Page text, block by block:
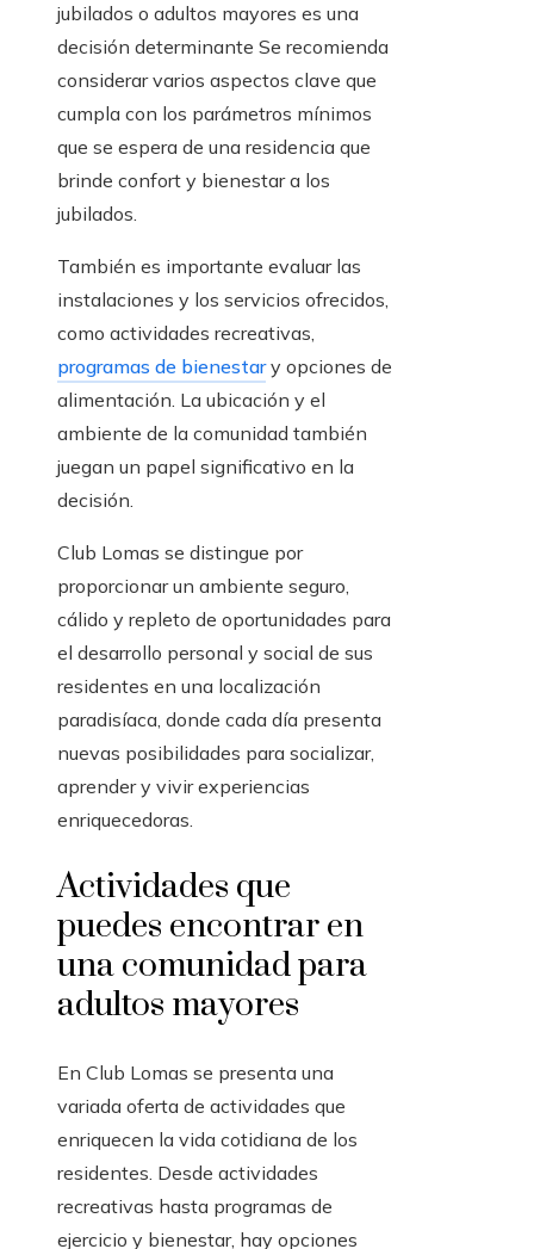
jubilados o adultos mayores es una
decisión determinante Se recomienda
considerar varios aspectos clave que
cumpla con los parámetros mínimos
que se espera de una residencia que
brinde confort y bienestar a los
jubilados.
También es importante evaluar las
instalaciones y los servicios ofrecidos,
como actividades recreativas,
programas de bienestary opciones de
alimentación. La ubicación y el
ambiente de la comunidad también
juegan un papel significativo en la
decisión.
Club Lomas se distingue por
proporcionar un ambiente seguro,
cálido y repleto de oportunidades para
el desarrollo personal y social de sus
residentes en una localización
paradisíaca, donde cada día presenta
nuevas posibilidades para socializar,
aprender y vivir experiencias
enriquecedoras.
Actividades que
puedes encontrar en
una comunidad para
adultos mayores
En Club Lomas se presenta una
variada oferta de actividades que
enriquecen la vida cotidiana de los
residentes. Desde actividades
recreativas hasta programas de
ejercicio y bienestar, hay opciones